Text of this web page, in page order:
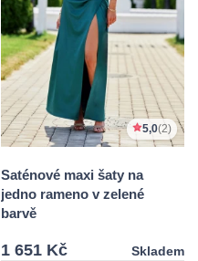
5,0(2)
Saténové maxi šaty na
jedno rameno v zelené
barvě
1 651 Kč
Skladem